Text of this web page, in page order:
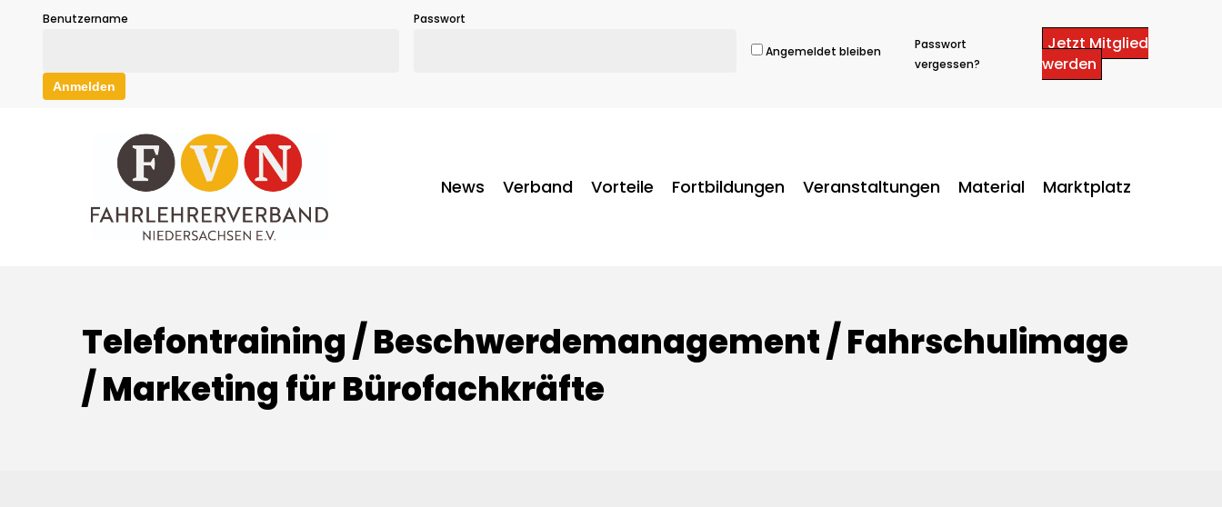
content
Benutzername Passwort
Angemeldet bleiben
Passwort
vergessen?
Jetzt Mitglied
werden
News Verband Vorteile Fortbildungen Veranstaltungen Material Marktplatz
Telefontraining / Beschwerdemanagement / Fahrschulimage
/ Marketing für Bürofachkräfte